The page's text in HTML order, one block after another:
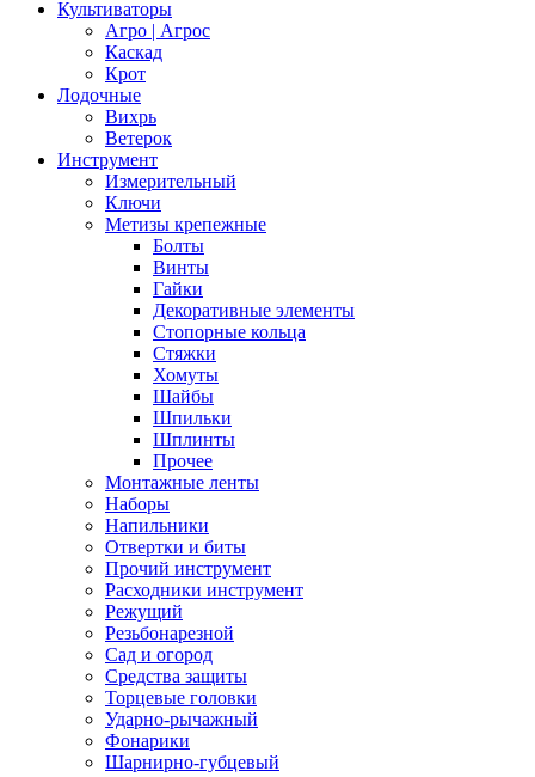
Культиваторы
Агро | Агрос
Каскад
Крот
Лодочные
Вихрь
Ветерок
Инструмент
Измерительный
Ключи
Метизы крепежные
Болты
Винты
Гайки
Декоративные элементы
Стопорные кольца
Стяжки
Хомуты
Шайбы
Шпильки
Шплинты
Прочее
Монтажные ленты
Наборы
Напильники
Отвертки и биты
Прочий инструмент
Расходники инструмент
Режущий
Резьбонарезной
Сад и огород
Средства защиты
Торцевые головки
Ударно-рычажный
Фонарики
Шарнирно-губцевый